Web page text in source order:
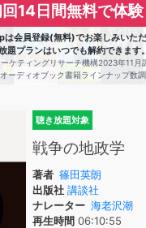
14日間無料で体験
会員登録(無料)でお楽しみいただ
題プランはいつでも解約できます。
ケティングリサーチ機構2023年11月
ーディオブック書籍ラインナップ数
聴き放題対象
戦争の地政学
著者 篠田英朗
出版社 講談社
ナレーター 海老沢潮
再生時間 06:10:55